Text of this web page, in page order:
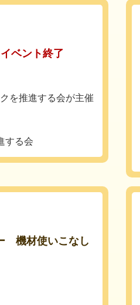
イベント終了
を推進する会が主催
する会
機材使いこなし